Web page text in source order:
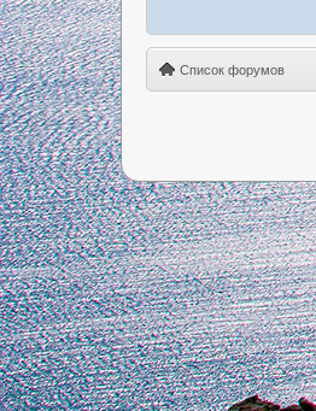
Список форумов